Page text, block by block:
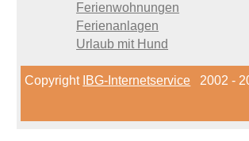
Ferienwohnungen
Ferienanlagen
Urlaub mit Hund
Copyright IBG-Internetservice 2002 -